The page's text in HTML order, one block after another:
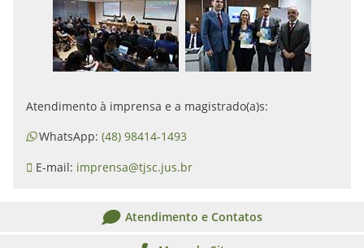
Atendimento à imprensa e a magistrado(a)s:
WhatsApp: (48) 98414-1493
E-mail: imprensa@tjsc.jus.br
Atendimento e Contatos